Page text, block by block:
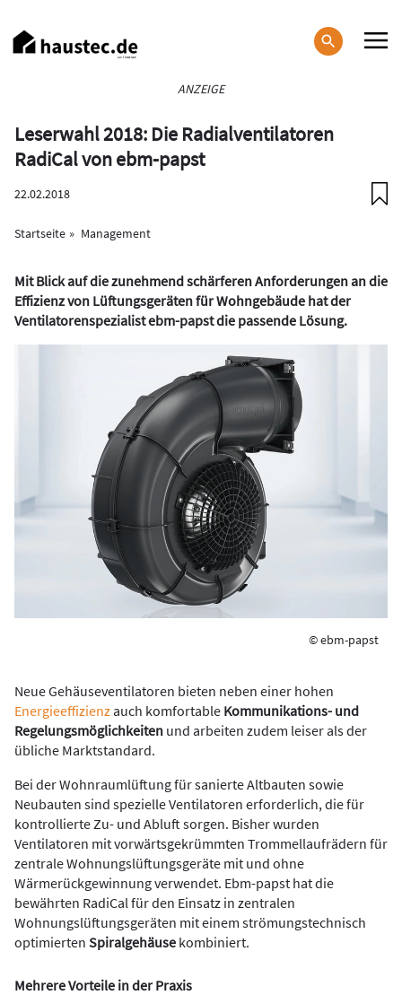
zum
Inhalt
ANZEIGE
Leserwahl 2018: Die Radialventilatoren
RadiCal von ebm-papst
22.02.2018
Startseite Management
Mit Blick auf die zunehmend schärferen Anforderungen an die
Effizienz von Lüftungsgeräten für Wohngebäude hat der
Ventilatorenspezialist ebm-papst die passende Lösung.
© ebm-papst
Neue Gehäuseventilatoren bieten neben einer hohen
Energieeffizienzauch komfortable Kommunikations- und
Regelungsmöglichkeiten und arbeiten zudem leiser als der
übliche Marktstandard.
Bei der Wohnraumlüftung für sanierte Altbauten sowie
Neubauten sind spezielle Ventilatoren erforderlich, die für
kontrollierte Zu- und Abluft sorgen. Bisher wurden
Ventilatoren mit vorwärtsgekrümmten Trommellaufrädern für
zentrale Wohnungslüftungsgeräte mit und ohne
Wärmerückgewinnung verwendet. Ebm-papst hat die
bewährten RadiCal für den Einsatz in zentralen
Wohnungslüftungsgeräten mit einem strömungstechnisch
optimierten Spiralgehäuse kombiniert.
Mehrere Vorteile in der Praxis